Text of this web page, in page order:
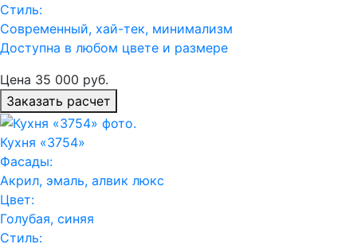
Стиль:
Современный, хай-тек, минимализм
Доступна в любом цвете и размере
Цена 35 000 руб.
Заказать расчет
Кухня «3754»
Фасады:
Акрил, эмаль, алвик люкс
Цвет:
Голубая, синяя
Стиль: